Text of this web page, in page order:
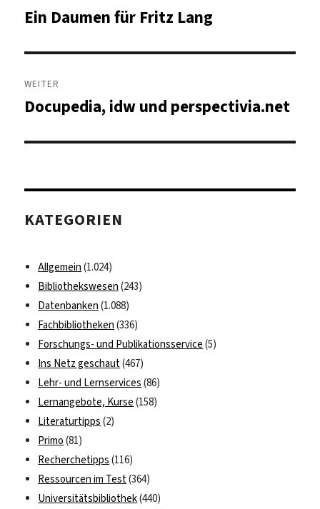
Vorheriger
Ein Daumen für Fritz Lang
WEITER
Nächster
Docupedia, idw und perspectivia.net
KATEGORIEN
Allgemein (1.024)
Bibliothekswesen (243)
Datenbanken (1.088)
Fachbibliotheken (336)
Forschungs- und Publikationsservice (5)
Ins Netz geschaut(467)
Lehr- und Lernservices (86)
Lernangebote, Kurse (158)
Literaturtipps (2)
Primo (81)
Recherchetipps (116)
Ressourcen im Test(364)
Universitätsbibliothek(440)